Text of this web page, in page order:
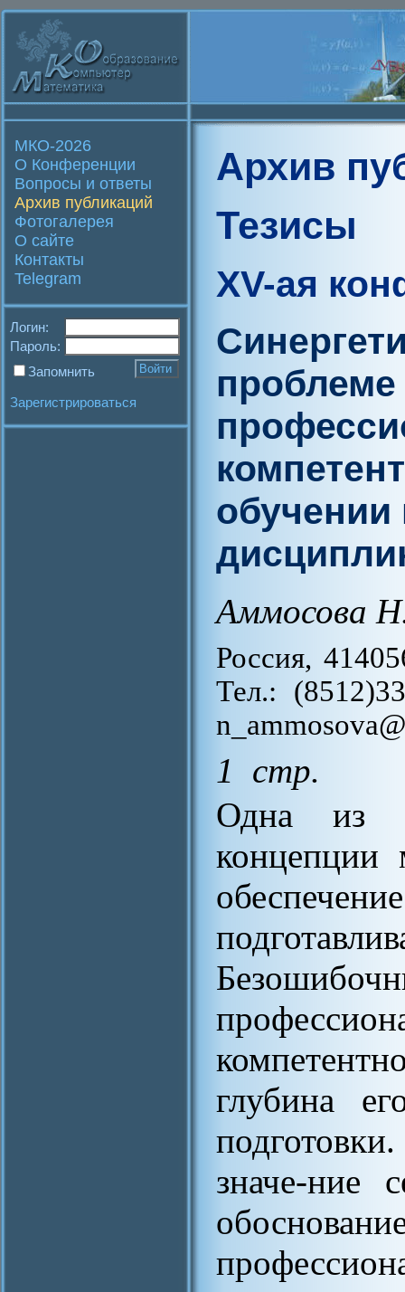
МКО-2026
О Конференции
Вопросы и ответы
Архив публикаций
Фотогалерея
О сайте
Контакты
Telegram
Логин:
Пароль:
Запомнить
Зарегистрироваться
Архив
Тезисы
XV-ая
обучении
Аммосова
Россия,
Тел.:
1 стр.
Одна из
концепции
глубина
значе-ние